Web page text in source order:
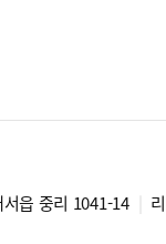
읍 중리 1041-14